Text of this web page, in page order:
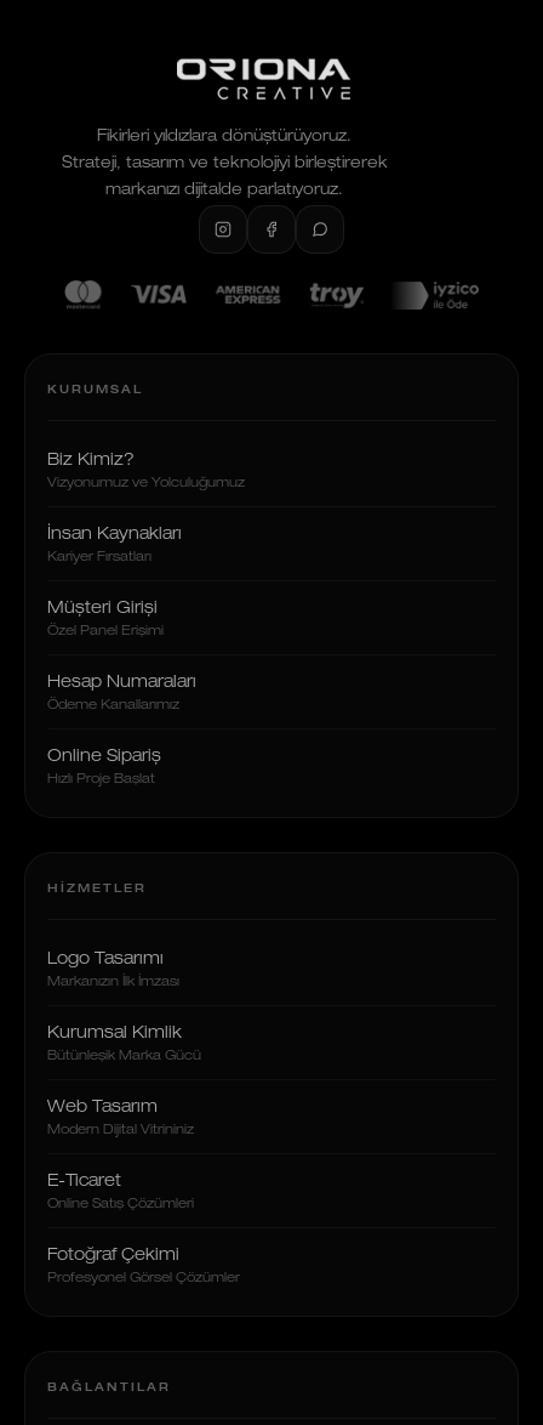
Fikirleri yıldızlara dönüştürüyoruz.
Strateji, tasarım ve teknolojiyi birleştirerek
markanızı dijitalde parlatıyoruz.
KURUMSAL
Biz Kimiz?
Vizyonumuz ve Yolculuğumuz
İnsan Kaynakları
Kariyer Fırsatları
Müşteri Girişi
Özel Panel Erişimi
Hesap Numaraları
Ödeme Kanallarımız
Online Sipariş
Hızlı Proje Başlat
HIZMETLER
Logo Tasarımı
Markanızın İlk İmzası
Kurumsal Kimlik
Bütünleşik Marka Gücü
Web Tasarım
Modern Dijital Vitrininiz
E-Ticaret
Online Satış Çözümleri
Fotoğraf Çekimi
Profesyonel Görsel Çözümler
BAĞLANTILAR